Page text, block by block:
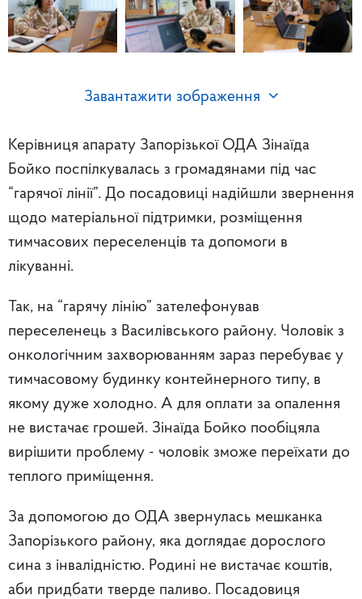
Завантажити зображення
Керівниця апарату Запорізької ОДА Зінаїда
Бойко поспілкувалась з громадянами під час
“гарячої лінії”. До посадовиці надійшли звернення
щодо матеріальної підтримки, розміщення
тимчасових переселенців та допомоги в
лікуванні.
Так, на “гарячу лінію” зателефонував
переселенець з Василівського району. Чоловік з
онкологічним захворюванням зараз перебуває у
тимчасовому будинку контейнерного типу, в
якому дуже холодно. А для оплати за опалення
не вистачає грошей. Зінаїда Бойко пообіцяла
вирішити проблему - чоловік зможе переїхати до
теплого приміщення.
За допомогою до ОДА звернулась мешканка
Запорізького району, яка доглядає дорослого
сина з інвалідністю. Родині не вистачає коштів,
аби придбати тверде паливо. Посадовиця